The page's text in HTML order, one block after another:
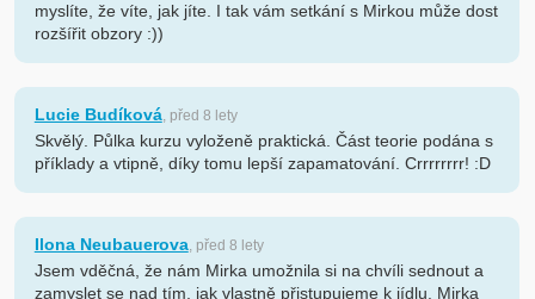
myslíte, že víte, jak jíte. I tak vám setkání s Mirkou může dost
rozšířit obzory :))
Lucie Budíková, před 8 lety
Skvělý. Půlka kurzu vyloženě praktická. Část teorie podána s
příklady a vtipně, díky tomu lepší zapamatování. Crrrrrrrr! :D
Ilona Neubauerova, před 8 lety
Jsem vděčná, že nám Mirka umožnila si na chvíli sednout a
zamyslet se nad tím, jak vlastně přistupujeme k jídlu. Mirka